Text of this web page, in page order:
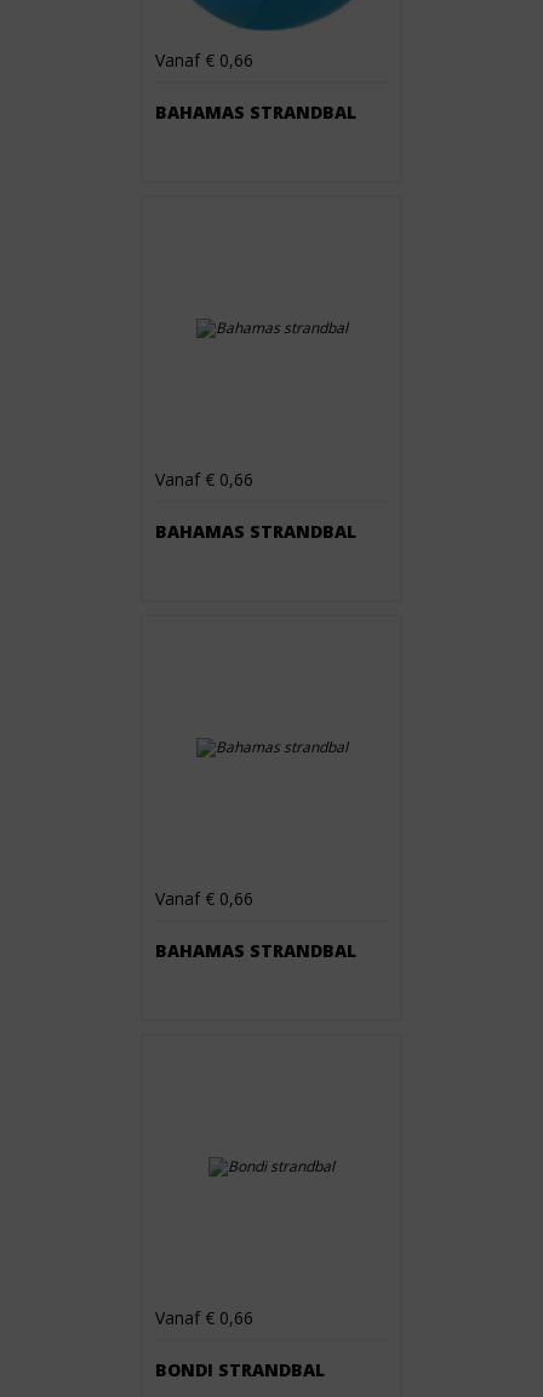
Vanaf € 0,66
BAHAMAS STRANDBAL
Vanaf € 0,66
BAHAMAS STRANDBAL
Vanaf € 0,66
BAHAMAS STRANDBAL
Vanaf € 0,66
BONDI STRANDBAL